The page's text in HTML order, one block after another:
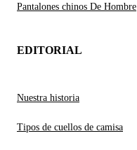
Pantalones chinos De Hombre
EDITORIAL
Nuestra historia
Tipos de cuellos de camisa